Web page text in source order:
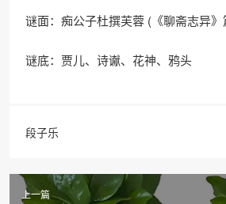
谜面：痴公子杜撰芙蓉 (《聊斋志异》
谜底：贾儿、诗谳、花神、鸦头
段子乐
上一篇